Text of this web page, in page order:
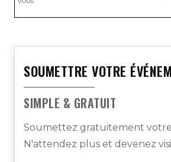
SOUMETTRE VOTRE
SIMPLE & GRATUIT
Soumettez gratuitement votre
N'attendez plus et devenez